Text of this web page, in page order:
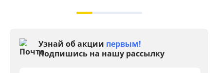
Узнай об акции первым!
Подпишись на нашу рассылку